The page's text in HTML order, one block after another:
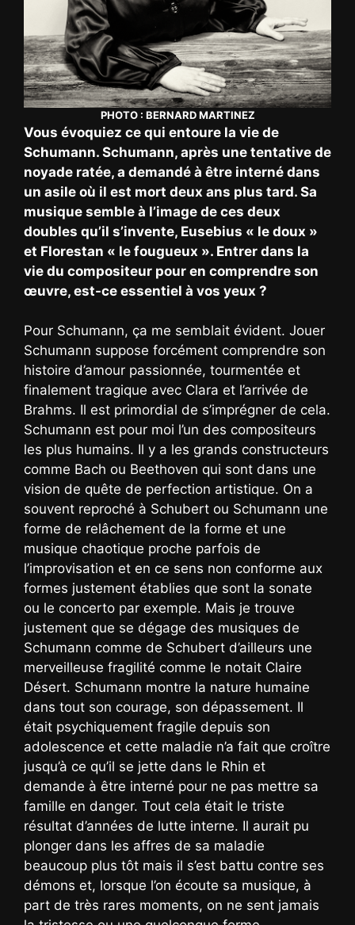
PHOTO : BERNARD MARTINEZ
Vous évoquiez ce qui entoure la vie de
Schumann. Schumann, après une tentative de
noyade ratée, a demandé à être interné dans
un asile où il est mort deux ans plus tard. Sa
musique semble à l’image de ces deux
doubles qu’il s’invente, Eusebius « le doux »
et Florestan « le fougueux ». Entrer dans la
vie du compositeur pour en comprendre son
œuvre, est-ce essentiel à vos yeux ?
Pour Schumann, ça me semblait évident. Jouer
Schumann suppose forcément comprendre son
histoire d’amour passionnée, tourmentée et
finalement tragique avec Clara et l’arrivée de
Brahms. Il est primordial de s’imprégner de cela.
Schumann est pour moi l’un des compositeurs
les plus humains. Il y a les grands constructeurs
comme Bach ou Beethoven qui sont dans une
vision de quête de perfection artistique. On a
souvent reproché à Schubert ou Schumann une
forme de relâchement de la forme et une
musique chaotique proche parfois de
l’improvisation et en ce sens non conforme aux
formes justement établies que sont la sonate
ou le concerto par exemple. Mais je trouve
justement que se dégage des musiques de
Schumann comme de Schubert d’ailleurs une
merveilleuse fragilité comme le notait Claire
Désert. Schumann montre la nature humaine
dans tout son courage, son dépassement. Il
était psychiquement fragile depuis son
adolescence et cette maladie n’a fait que croître
jusqu’à ce qu’il se jette dans le Rhin et
demande à être interné pour ne pas mettre sa
famille en danger. Tout cela était le triste
résultat d’années de lutte interne. Il aurait pu
plonger dans les affres de sa maladie
beaucoup plus tôt mais il s’est battu contre ses
démons et, lorsque l’on écoute sa musique, à
part de très rares moments, on ne sent jamais